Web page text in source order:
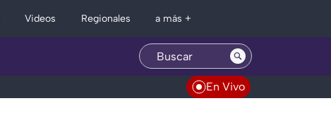
Videos Regionales a más +
En Vivo